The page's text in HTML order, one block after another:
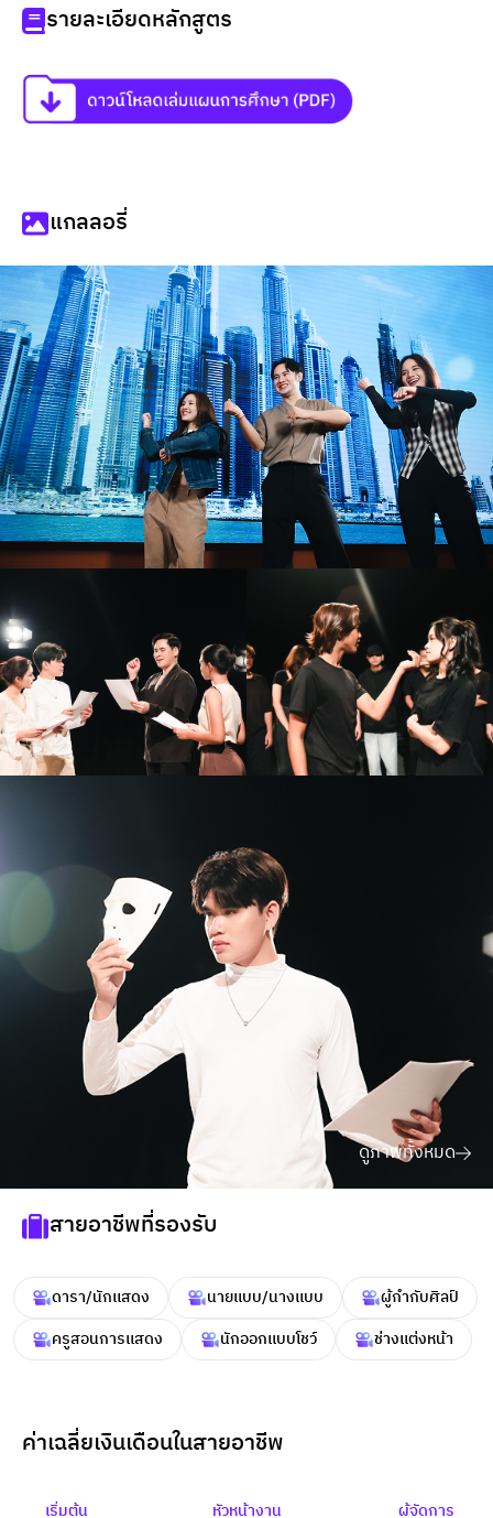
รายละเอียดหลักสูตร
แกลลอรี่
ดูภาพทั้งหมด
สายอาชีพที่รองรับ
ดารา/นักเเสดง นายเเบบ/นางเเบบ
ผู้กำกับศิลป์
ครูสอนการเเสดง
นักออกเเบบโชว์ ช่างเเต่งหน้า
ค่าเฉลี่ยเงินเดือนในสายอาชีพ
เริ่มต้น หัวหน้างาน ผู้จัดการ